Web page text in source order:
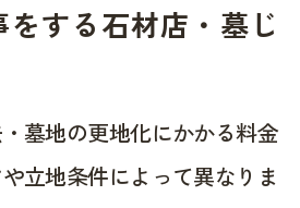
する石材店・墓じ
墓地の更地化にかかる料金
立地条件によって異なりま